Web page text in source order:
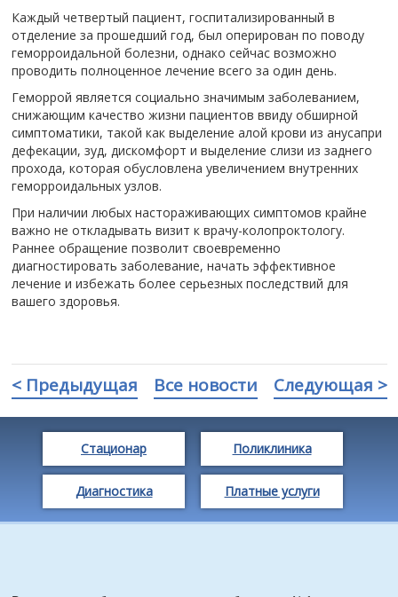
Каждый четвертый пациент, госпитализированный в
отделение за прошедший год, был оперирован по поводу
геморроидальной болезни, однако сейчас возможно
проводить полноценное лечение всего за один день.
Геморрой является социально значимым заболеванием,
снижающим качество жизни пациентов ввиду обширной
симптоматики, такой как выделение алой крови из анусапри
дефекации, зуд, дискомфорт и выделение слизи из заднего
прохода, которая обусловлена увеличением внутренних
геморроидальных узлов.
При наличии любых настораживающих симптомов крайне
важно не откладывать визит к врачу-колопроктологу.
Раннее обращение позволит своевременно
диагностировать заболевание, начать эффективное
лечение и избежать более серьезных последствий для
вашего здоровья.
< Предыдущая Все новости Следующая >
Стационар Поликлиника
Диагностика Платные услуги